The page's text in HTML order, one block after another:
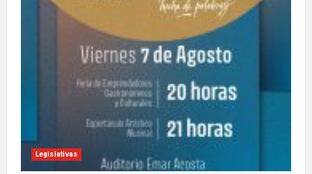
Legislativas